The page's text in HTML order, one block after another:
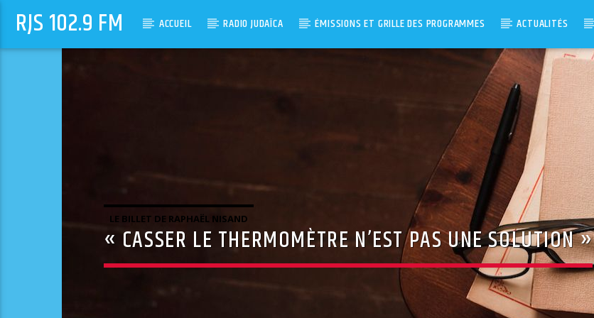
RJS 102.9 FM ACCUEIL RADIO JUDAÏCA ÉMISSIONS ET GRILLE DES PROGRAMMES ACTUALITÉS
LE BILLET DE RAPHAËL NISAND
« CASSER LE THERMOMÈTRE N’EST PAS UNE SOLUTION »